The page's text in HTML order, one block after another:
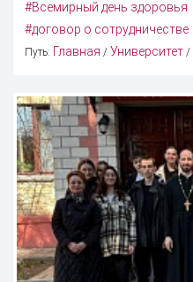
#Всемирный день здоровья
#договор о сотрудничестве
Путь: Главная / Университет /